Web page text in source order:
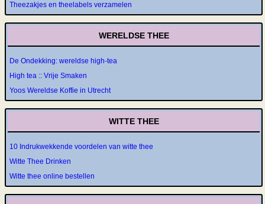
Theezakjes en theelabels verzamelen
WERELDSE THEE
De Ondekking: wereldse high-tea
High tea :: Vrije Smaken
Yoos Wereldse Koffie in Utrecht
WITTE THEE
10 Indrukwekkende voordelen van witte thee
Witte Thee Drinken
Witte thee online bestellen